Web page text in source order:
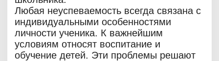
Любая неуспеваемость всегда связана с
индивидуальными особенностями
личности ученика. К важнейшим
условиям относят воспитание и
обучение детей. Эти проблемы решают